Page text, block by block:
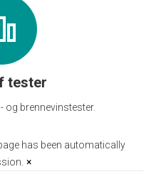
tester
og brennevinstester.
has been automatically
×